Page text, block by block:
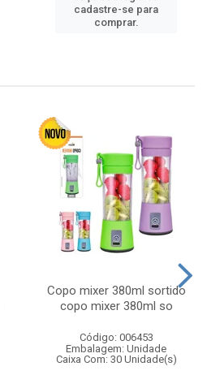
cadastre-se para
comprar.
Copo mixer 380ml sortido
copo mixer 380ml so
Código: 006453
Embalagem: Unidade
Caixa Com: 30 Unidade(s)